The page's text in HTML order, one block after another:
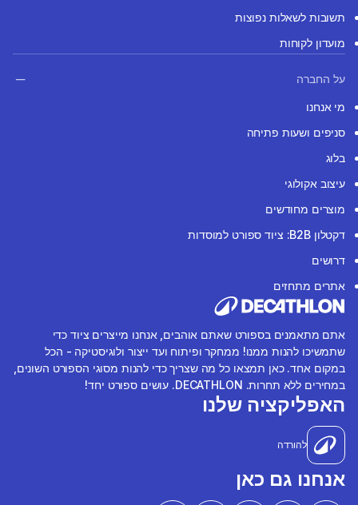
תשובות לשאלות נפוצות
מועדון לקוחות
על החברה
מי אנחנו
סניפים ושעות פתיחה
בלוג
עיצוב אקולוגי
מוצרים מחודשים
דקטלון B2B: ציוד ספורט למוסדות
דרושים
אתרים מתחזים
אתם מתאמנים בספורט שאתם אוהבים, אנחנו מייצרים ציוד כדי
שתמשיכו להנות ממנו! ממחקר ופיתוח ועד ייצור ולוגיסטיקה - הכל
במקום אחד. כאן תמצאו כל מה שצריך כדי להנות מסוגי הספורט השונים,
במחירים ללא תחרות. DECATHLON. עושים ספורט יחד!
האפליקציה שלנו
להורדה
אנחנו גם כאן